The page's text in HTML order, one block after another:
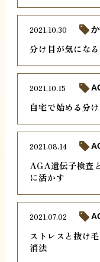
分け目が気にな
2021.10.30
自宅で始める分
2021.10.15
AGA遺伝子検査
に活かす
2021.08.14
ストレスと抜け
消法
2021.07.02